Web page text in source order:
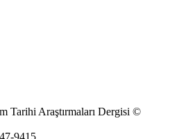
Tarihi Araştırmaları Dergisi ©